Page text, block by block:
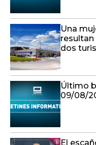
Una
resultan
dos
Último
09/08/
El